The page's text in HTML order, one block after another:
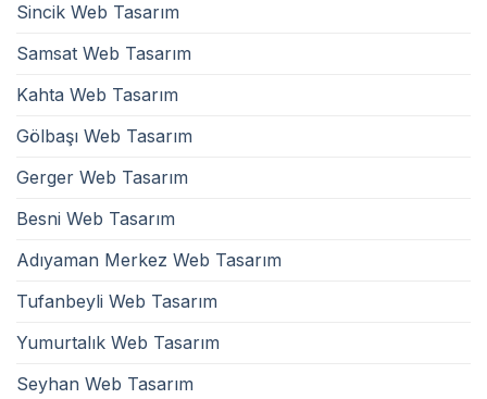
Sincik Web Tasarım
Samsat Web Tasarım
Kahta Web Tasarım
Gölbaşı Web Tasarım
Gerger Web Tasarım
Besni Web Tasarım
Adıyaman Merkez Web Tasarım
Tufanbeyli Web Tasarım
Yumurtalık Web Tasarım
Seyhan Web Tasarım